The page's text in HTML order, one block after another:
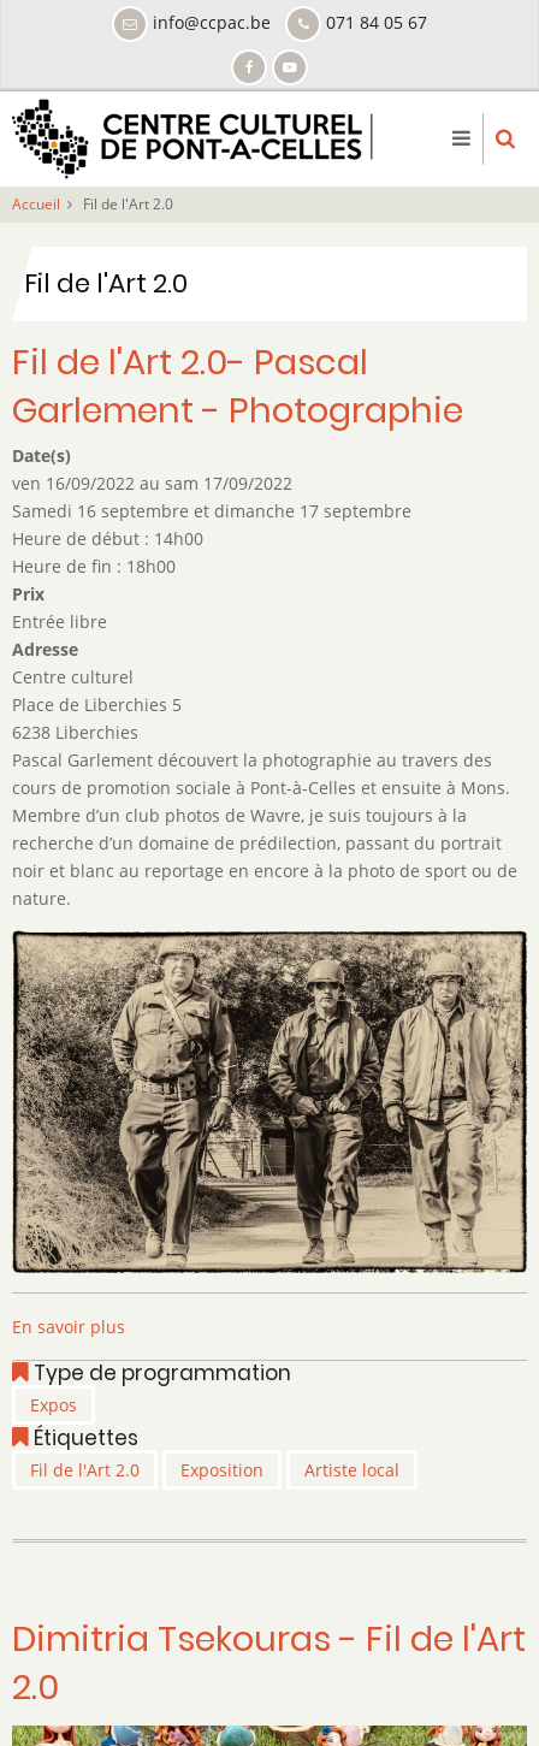
principal
info@ccpac.be 071 84 05 67
Accueil Fil de l'Art 2.0
Fil de l'Art 2.0
Fil de l'Art 2.0- Pascal
Garlement - Photographie
Date(s)
ven 16/09/2022 au sam 17/09/2022
Samedi 16 septembre et dimanche 17 septembre
Heure de début : 14h00
Heure de fin : 18h00
Prix
Entrée libre
Adresse
Centre culturel
Place de Liberchies 5
6238 Liberchies
Pascal Garlement découvert la photographie au travers des
cours de promotion sociale à Pont-à-Celles et ensuite à Mons.
Membre d’un club photos de Wavre, je suis toujours à la
recherche d’un domaine de prédilection, passant du portrait
noir et blanc au reportage en encore à la photo de sport ou de
nature.
En savoir plus
de
2.0-
Pascal
Photographie
Type de programmation
Expos
Étiquettes
Fil de l'Art 2.0 Exposition Artiste local
Dimitria Tsekouras - Fil de l'Art
2.0